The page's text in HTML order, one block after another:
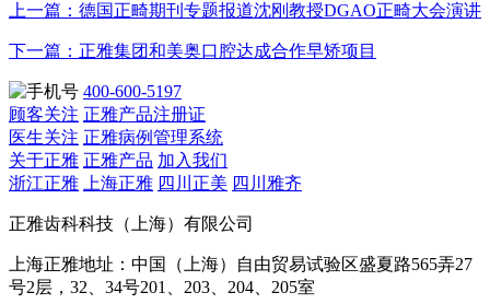
上一篇：德国正畸期刊专题报道沈刚教授DGAO正畸大会演讲
下一篇：正雅集团和美奥口腔达成合作早矫项目
400-600-5197
顾客关注 正雅产品注册证
医生关注 正雅病例管理系统
关于正雅 正雅产品 加入我们
浙江正雅
上海正雅 四川正美 四川雅齐
正雅齿科科技（上海）有限公司
上海正雅地址：中国（上海）自由贸易试验区盛夏路565弄27
号2层，32、34号201、203、204、205室